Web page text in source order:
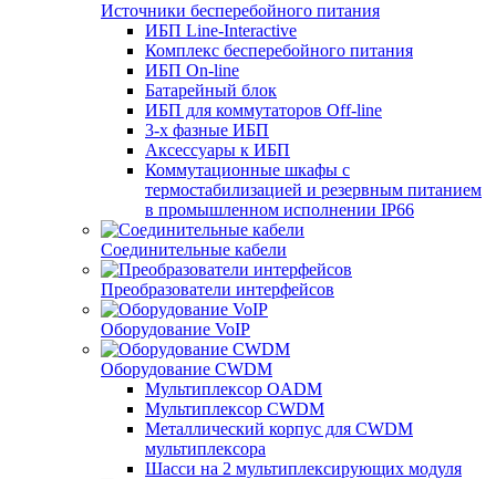
Источники бесперебойного питания
ИБП Line-Interactive
Комплекс бесперебойного питания
ИБП On-line
Батарейный блок
ИБП для коммутаторов Off-line
3-х фазные ИБП
Аксессуары к ИБП
Коммутационные шкафы с
термостабилизацией и резервным питанием
в промышленном исполнении IP66
Соединительные кабели
Преобразователи интерфейсов
Оборудование VoIP
Оборудование CWDM
Мультиплекcор OADM
Мультиплексор CWDM
Металлический корпус для CWDM
мультиплексора
Шасси на 2 мультиплексирующих модуля